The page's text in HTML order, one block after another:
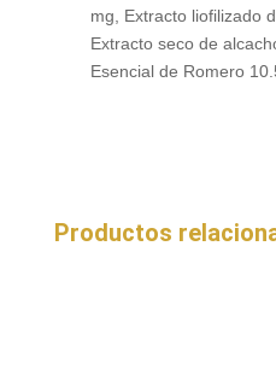
mg, Extracto liofilizado
Extracto seco de
Esencial de Romero
Productos